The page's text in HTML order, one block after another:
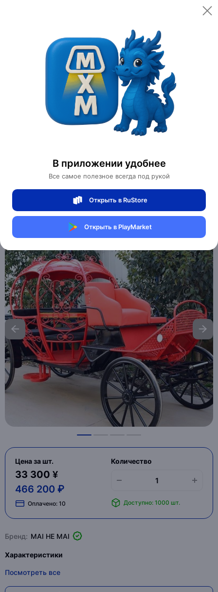
В приложении удобнее
Все самое полезное всегда под рукой
Открыть в RuStore
Открыть в PlayMarket
Открыть
Категории
Автомобили и аксессуары
Рикша Карета Props Hotel
0 отзывов 0
Магазин Ephdarren
Артикул:MXM5505244284
Цена за шт.
33 300 ¥
466 200 ₽
Оплачено: 10
Количество
Доступно: 1000 шт.
Бренд: MAI HE MAI
Характеристики
Посмотреть все